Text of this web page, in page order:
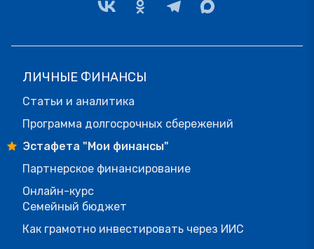
ЛИЧНЫЕ ФИНАНСЫ
Статьи и аналитика
Программа долгосрочных сбережений
Эстафета "Мои финансы"
Партнерское финансирование
Онлайн-курс
Семейный бюджет
Как грамотно инвестировать через ИИС